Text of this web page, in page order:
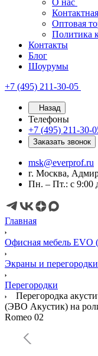
О нас
Оптовая
Политика
Контакты
Блог
Шоурумы
+7 (495) 211-30-05
Назад
Телефоны
+7 (495) 211-30-
Заказать звонок
msk@everprof.ru
г. Москва,
Пн. – Пт.: с 9:00
Главная
Офисная мебель
Экраны и перегородки
Перегородки
Перегородка
(ЭВО Акустик) на
Romeo 02